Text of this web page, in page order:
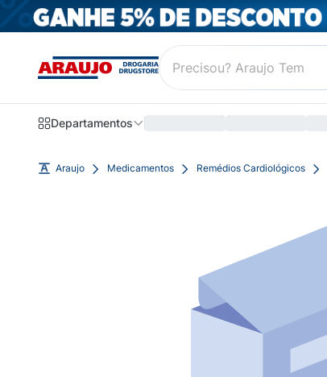
Departamentos
Araujo Medicamentos Remédios Cardiológicos